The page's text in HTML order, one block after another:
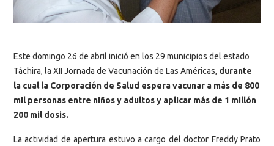
Este domingo 26 de abril inició en los 29 municipios del estado
Táchira, la XII Jornada de Vacunación de Las Américas, durante
la cual la Corporación de Salud espera vacunar a más de 800
mil personas entre niños y adultos y aplicar más de 1 millón
200 mil dosis.
La actividad de apertura estuvo a cargo del doctor Freddy Prato